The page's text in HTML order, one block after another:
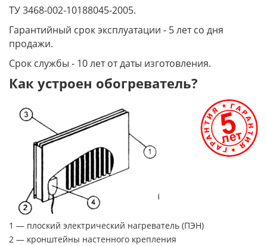
ТУ 3468-002-10188045-2005.
Гарантийный срок эксплуатации - 5 лет co дня
продажи.
Срок службы - 10 лет от даты изготовления.
Как устроен обогреватель?
1 — плоский электрический нагреватель (ПЭН)
2 — кронштейны настенного крепления